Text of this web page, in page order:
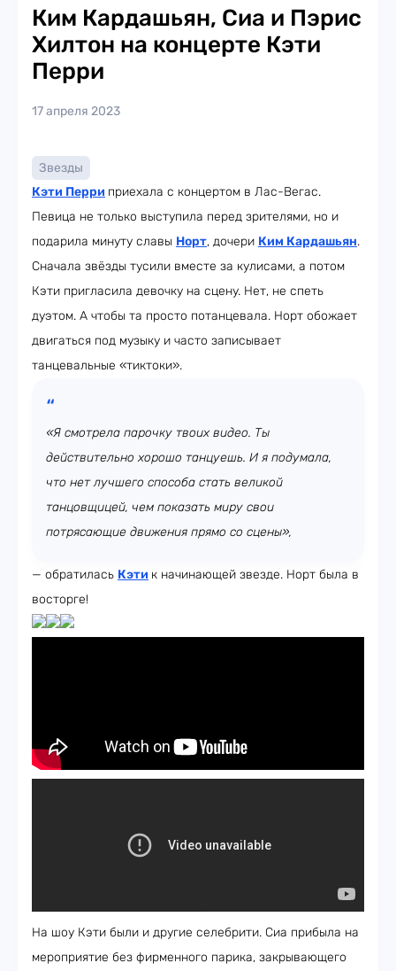
Ким Кардашьян, Сиа и Пэрис
Хилтон на концерте Кэти
Перри
17 апреля 2023
Звезды
Кэти Перри приехала с концертом в Лас-Вегас.
Певица не только выступила перед зрителями, но и
подарила минуту славы Норт, дочери Ким Кардашьян.
Сначала звёзды тусили вместе за кулисами, а потом
Кэти пригласила девочку на сцену. Нет, не спеть
дуэтом. А чтобы та просто потанцевала. Норт обожает
двигаться под музыку и часто записывает
танцевальные «тиктоки».
«Я смотрела парочку твоих видео. Ты
действительно хорошо танцуешь. И я подумала,
что нет лучшего способа стать великой
танцовщицей, чем показать миру свои
потрясающие движения прямо со сцены»,
— обратилась Кэти к начинающей звезде. Норт была в
восторге!
На шоу Кэти были и другие селебрити. Сиа прибыла на
мероприятие без фирменного парика, закрывающего